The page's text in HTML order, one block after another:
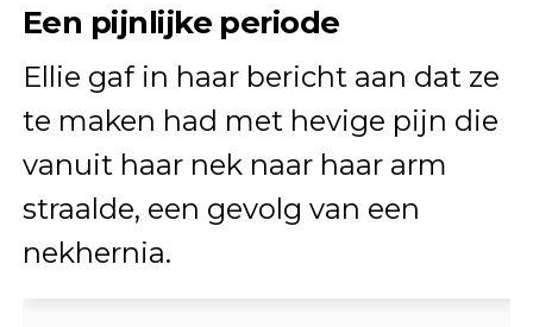
Een pijnlijke periode
Ellie gaf in haar bericht aan dat ze
te maken had met hevige pijn die
vanuit haar nek naar haar arm
straalde, een gevolg van een
nekhernia.